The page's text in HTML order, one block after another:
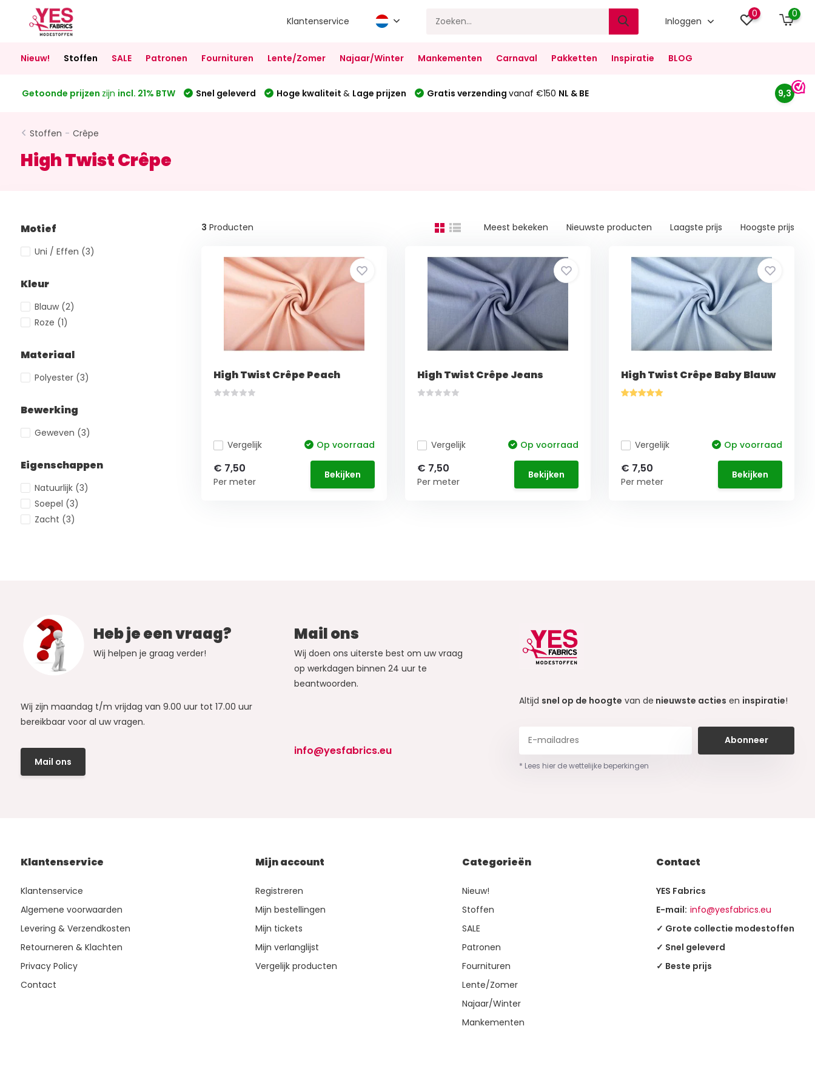
Klantenservice Inloggen
0 0
Nieuw! Stoffen SALE Patronen Fournituren Lente/Zomer Najaar/Winter Mankementen Carnaval Pakketten Inspiratie BLOG
Getoonde prijzen zijn incl. 21% BTW Snel geleverd Hoge kwaliteit & Lage prijzen Gratis verzending vanaf €150 NL & BE 9,3
Stoffen - Crêpe
High Twist Crêpe
Motief
Uni / Effen (3)
Kleur
Blauw (2)
Roze (1)
Materiaal
Polyester (3)
Bewerking
Geweven (3)
Eigenschappen
Natuurlijk (3)
Soepel (3)
Zacht (3)
3 Producten Meest bekeken Nieuwste producten Laagste prijs Hoogste prijs
High Twist Crêpe Peach
Vergelijk Op voorraad
€ 7,50
Per meter
Bekijken
High Twist Crêpe Jeans
Vergelijk Op voorraad
€ 7,50
Per meter
Bekijken
High Twist Crêpe Baby Blauw
Vergelijk Op voorraad
€ 7,50
Per meter
Bekijken
Heb je een vraag?
Wij helpen je graag verder!
Wij zijn maandag t/m vrijdag van 9.00 uur tot 17.00 uur
bereikbaar voor al uw vragen.
Mail ons
Mail ons
Wij doen ons uiterste best om uw vraag
op werkdagen binnen 24 uur te
beantwoorden.
info@yesfabrics.eu
Altijd snel op de hoogte van de nieuwste acties en inspiratie!
Abonneer
* Lees hier de wettelijke beperkingen
Klantenservice
Klantenservice
Algemene voorwaarden
Levering & Verzendkosten
Retourneren & Klachten
Privacy Policy
Contact
Mijn account
Registreren
Mijn bestellingen
Mijn tickets
Mijn verlanglijst
Vergelijk producten
Categorieën
Nieuw!
Stoffen
SALE
Patronen
Fournituren
Lente/Zomer
Najaar/Winter
Mankementen
Contact
YES Fabrics
E-mail: info@yesfabrics.eu
✓ Grote collectie modestoffen
✓ Snel geleverd
✓ Beste prijs